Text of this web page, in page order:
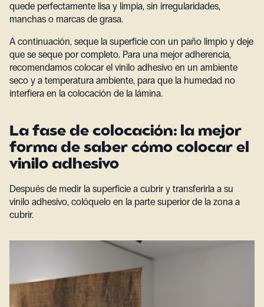
quede perfectamente lisa y limpia, sin irregularidades,
manchas o marcas de grasa.
A continuación, seque la superficie con un paño limpio y deje
que se seque por completo. Para una mejor adherencia,
recomendamos colocar el vinilo adhesivo en un ambiente
seco y a temperatura ambiente, para que la humedad no
interfiera en la colocación de la lámina.
La fase de colocación: la mejor
forma de saber cómo colocar el
vinilo adhesivo
Después de medir la superficie a cubrir y transferirla a su
vinilo adhesivo, colóquelo en la parte superior de la zona a
cubrir.